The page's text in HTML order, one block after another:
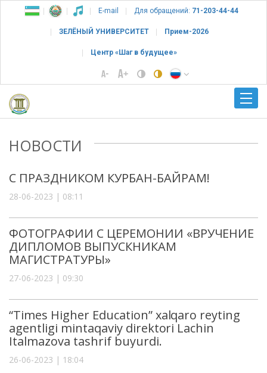
E-mail Для обращений: 71-203-44-44
ЗЕЛЁНЫЙ УНИВЕРСИТЕТ Прием-2026
Центр «Шаг в будущее»
НОВОСТИ
С ПРАЗДНИКОМ КУРБАН-БАЙРАМ!
28-06-2023 | 08:11
ФОТОГРАФИИ С ЦЕРЕМОНИИ «ВРУЧЕНИЕ
ДИПЛОМОВ ВЫПУСКНИКАМ
МАГИСТРАТУРЫ»
27-06-2023 | 09:30
“Times Higher Education” xalqaro reyting
agentligi mintaqaviy direktori Lachin
Italmazova tashrif buyurdi.
26-06-2023 | 18:04